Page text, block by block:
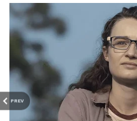
PREV
CM Vijay Says No Entry:
அப்போ "அல்வா"தானா.!
அதிமுக முன்னாள்
அமைச்சர்களுக்கு "நோ
என்ட்ரி"? கதவை இழுத்து
மூடிய முதல்வர் விஜய்.?!